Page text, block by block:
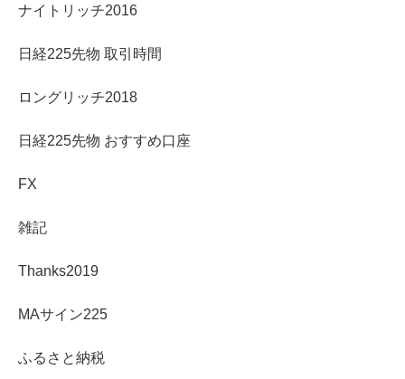
ナイトリッチ2016
日経225先物 取引時間
ロングリッチ2018
日経225先物 おすすめ口座
FX
雑記
Thanks2019
MAサイン225
ふるさと納税